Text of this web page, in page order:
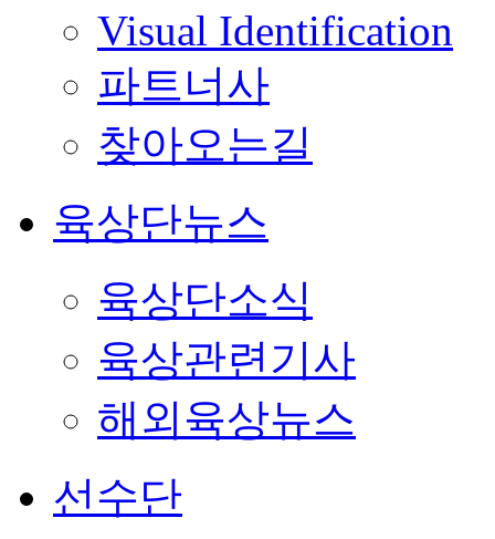
Visual Identification
파트너사
찾아오는길
육상단뉴스
육상단소식
육상관련기사
해외육상뉴스
선수단